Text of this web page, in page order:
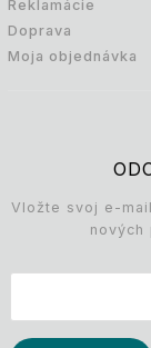
Reklamácie
Doprava
Moja objednávka
Vložte svoj e-
nových